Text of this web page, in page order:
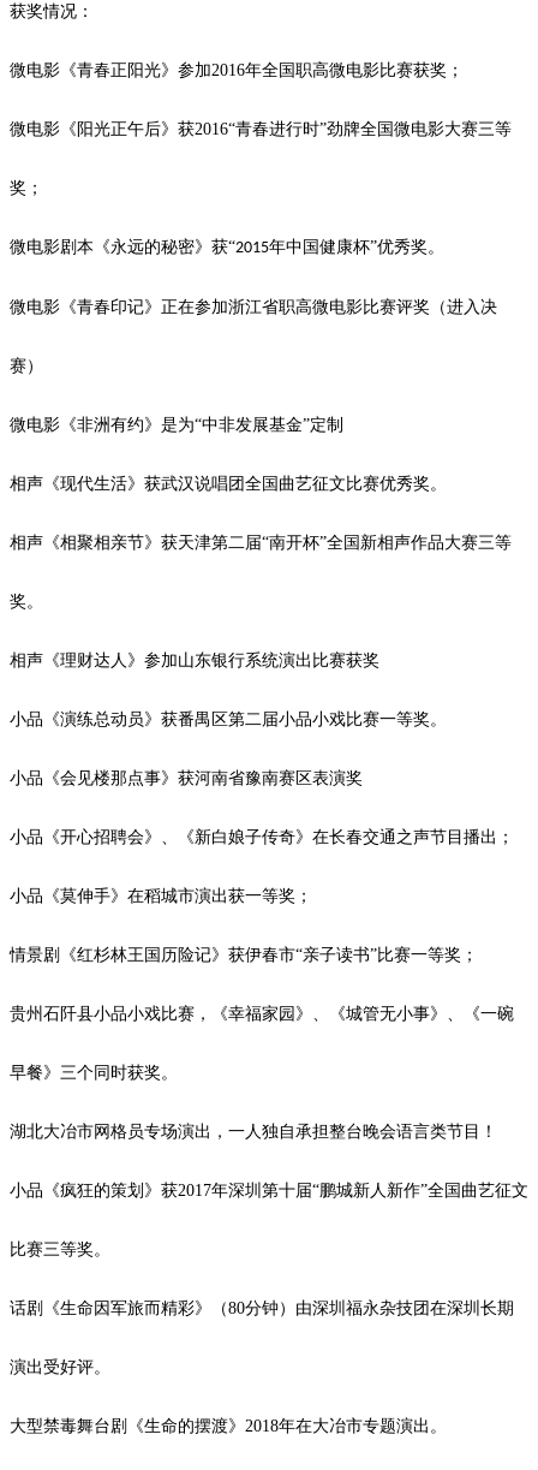
获奖情况：
微电影《青春正阳光》参加2016年全国职高微电影比赛获奖；
微电影《阳光正午后》获2016“青春进行时”劲牌全国微电影大赛三等
奖；
微电影剧本《永远的秘密》获“2015年中国健康杯”优秀奖。
微电影《青春印记》正在参加浙江省职高微电影比赛评奖（进入决
赛）
微电影《非洲有约》是为“中非发展基金”定制
相声《现代生活》获武汉说唱团全国曲艺征文比赛优秀奖。
相声《相聚相亲节》获天津第二届“南开杯”全国新相声作品大赛三等
奖。
相声《理财达人》参加山东银行系统演出比赛获奖
小品《演练总动员》获番禺区第二届小品小戏比赛一等奖。
小品《会见楼那点事》获河南省豫南赛区表演奖
小品《开心招聘会》、《新白娘子传奇》在长春交通之声节目播出；
小品《莫伸手》在稻城市演出获一等奖；
情景剧《红杉林王国历险记》获伊春市“亲子读书”比赛一等奖；
贵州石阡县小品小戏比赛，《幸福家园》、《城管无小事》、《一碗
早餐》三个同时获奖。
湖北大冶市网格员专场演出，一人独自承担整台晚会语言类节目！
小品《疯狂的策划》获2017年深圳第十届“鹏城新人新作”全国曲艺征文
比赛三等奖。
话剧《生命因军旅而精彩》（80分钟）由深圳福永杂技团在深圳长期
演出受好评。
大型禁毒舞台剧《生命的摆渡》 2018年在大冶市专题演出。